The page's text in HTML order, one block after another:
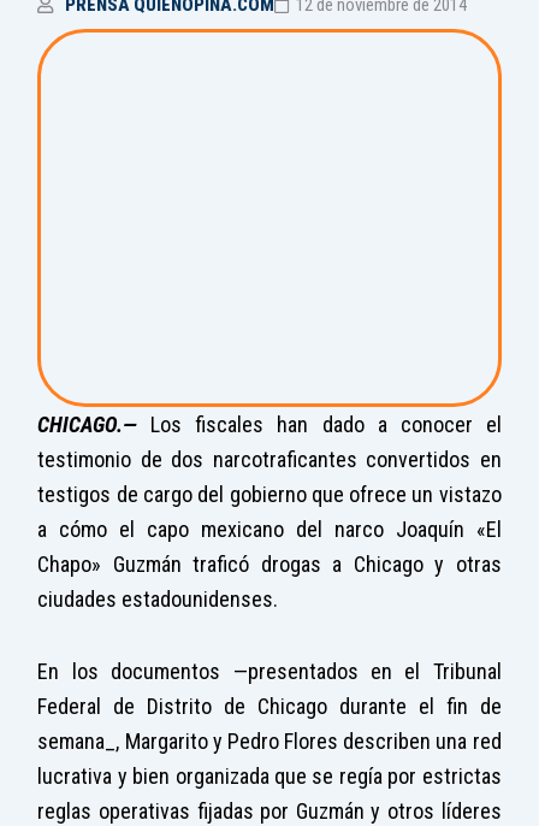
CHICAGO.— Los fiscales han dado a conocer el
testimonio de dos narcotraficantes convertidos en
testigos de cargo del gobierno que ofrece un vistazo
a cómo el capo mexicano del narco Joaquín «El
Chapo» Guzmán traficó drogas a Chicago y otras
ciudades estadounidenses.
En los documentos —presentados en el Tribunal
Federal de Distrito de Chicago durante el fin de
semana_, Margarito y Pedro Flores describen una red
lucrativa y bien organizada que se regía por estrictas
reglas operativas fijadas por Guzmán y otros líderes